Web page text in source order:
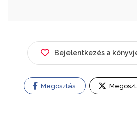
Bejelentkezés a
Megosztás